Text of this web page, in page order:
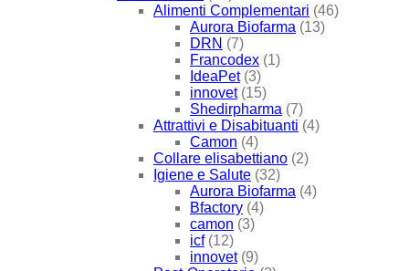
Alimenti Complementari (46)
Aurora Biofarma (13)
DRN (7)
Francodex (1)
IdeaPet (3)
innovet (15)
Shedirpharma (7)
Attrattivi e Disabituanti (4)
Camon (4)
Collare elisabettiano (2)
Igiene e Salute (32)
Aurora Biofarma (4)
Bfactory (4)
camon (3)
icf (12)
innovet (9)